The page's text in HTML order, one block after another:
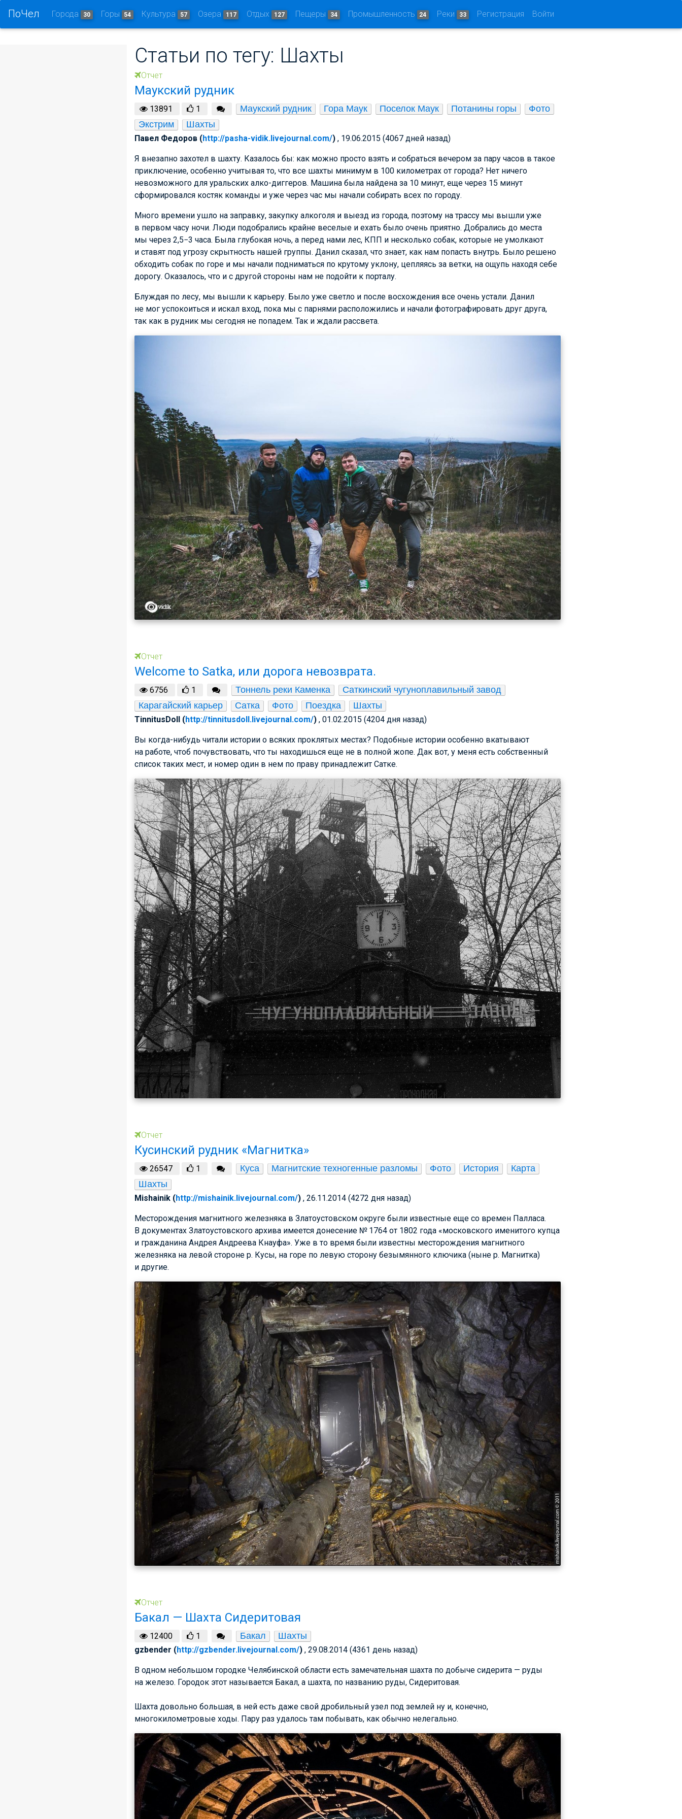
ПоЧел Города 30 Горы 54 Культура 57 Озера 117 Отдых 127 Пещеры 34 Промышленность 24 Реки 33 Регистрация Войти
Статьи по тегу: Шахты
Отчет
Маукский рудник
13891 1 Маукский рудник Гора Маук Поселок Маук Потанины горы
Фото
Экстрим
Шахты
Павел Федоров (http://pasha-vidik.livejournal.com/) , 19.06.2015 (4067 дней назад)
Я внезапно захотел в шахту. Казалось бы: как можно просто взять и собраться вечером за пару часов в такое
приключение, особенно учитывая то, что все шахты минимум в 100 километрах от города? Нет ничего
невозможного для уральских алко-диггеров. Машина была найдена за 10 минут, еще через 15 минут
сформировался костяк команды и уже через час мы начали собирать всех по городу.
Много времени ушло на заправку, закупку алкоголя и выезд из города, поэтому на трассу мы вышли уже
в первом часу ночи. Люди подобрались крайне веселые и ехать было очень приятно. Добрались до места
мы через 2,5−3 часа. Была глубокая ночь, а перед нами лес, КПП и несколько собак, которые не умолкают
и ставят под угрозу скрытность нашей группы. Данил сказал, что знает, как нам попасть внутрь. Было решено
обходить собак по горе и мы начали подниматься по крутому уклону, цепляясь за ветки, на ощупь находя себе
дорогу. Оказалось, что и с другой стороны нам не подойти к порталу.
Блуждая по лесу, мы вышли к карьеру. Было уже светло и после восхождения все очень устали. Данил
не мог успокоиться и искал вход, пока мы с парнями расположились и начали фотографировать друг друга,
так как в рудник мы сегодня не попадем. Так и ждали рассвета.
Отчет
Welcome to Satka, или дорога невозврата.
6756 1 Тоннель реки Каменка
Саткинский чугуноплавильный завод
Карагайский карьер
Сатка Фото Поездка Шахты
TinnitusDoll (http://tinnitusdoll.livejournal.com/) , 01.02.2015 (4204 дня назад)
Вы когда-нибудь читали истории о всяких проклятых местах? Подобные истории особенно вкатывают
на работе, чтоб почувствовать, что ты находишься еще не в полной жопе. Дак вот, у меня есть собственный
список таких мест, и номер один в нем по праву принадлежит Сатке.
Отчет
Кусинский рудник «Магнитка»
26547 1 Куса Магнитские техногенные разломы Фото История
Карта
Шахты
Mishainik (http://mishainik.livejournal.com/) , 26.11.2014 (4272 дня назад)
Месторождения магнитного железняка в Златоустовском округе были известные еще со времен Палласа.
В документах Златоустовского архива имеется донесение № 1764 от 1802 года «московского именитого купца
и гражданина Андрея Андреева Кнауфа». Уже в то время были известны месторождения магнитного
железняка на левой стороне р. Кусы, на горе по левую сторону безымянного ключика (ныне р. Магнитка)
и другие.
Отчет
Бакал — Шахта Сидеритовая
12400 1 Бакал Шахты
gzbender (http://gzbender.livejournal.com/) , 29.08.2014 (4361 день назад)
В одном небольшом городке Челябинской области есть замечательная шахта по добыче сидерита — руды
на железо. Городок этот называется Бакал, а шахта, по названию руды, Сидеритовая.
Шахта довольно большая, в ней есть даже свой дробильный узел под землей ну и, конечно,
многокилометровые ходы. Пару раз удалось там побывать, как обычно нелегально.